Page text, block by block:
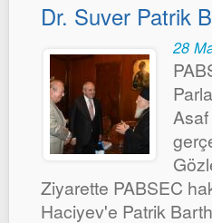
Dr. Suver Patrik
28
Ziyarette PABSEC
Haciyev'e Patrik